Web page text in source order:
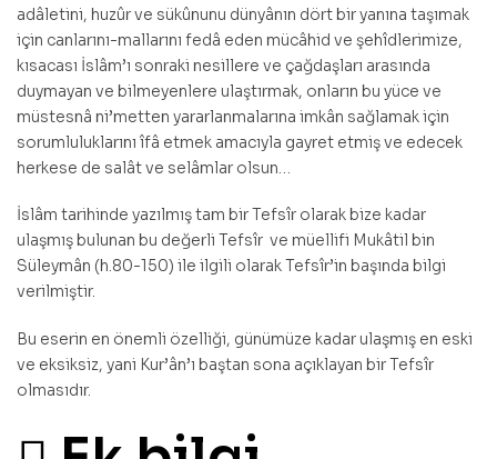
adâletini, huzûr ve sükûnunu dünyânın dört bir yanına taşımak
için canlarını-mallarını fedâ eden mücâhid ve şehîdlerimize,
kısacası İslâm’ı sonraki nesillere ve çağdaşları arasında
duymayan ve bilmeyenlere ulaştırmak, onların bu yüce ve
müstesnâ ni’metten yararlanmalarına imkân sağlamak için
sorumluluklarını îfâ etmek amacıyla gayret etmiş ve edecek
herkese de salât ve selâmlar olsun…
İslâm tarihinde yazılmış tam bir Tefsîr olarak bize kadar
ulaşmış bulunan bu değerli Tefsîr ve müellifi Mukâtil bin
Süleymân (h.80-150) ile ilgili olarak Tefsîr’in başında bilgi
verilmiştir.
Bu eserin en önemli özelliği, günümüze kadar ulaşmış en eski
ve eksiksiz, yani Kur’ân’ı baştan sona açıklayan bir Tefsîr
olmasıdır.